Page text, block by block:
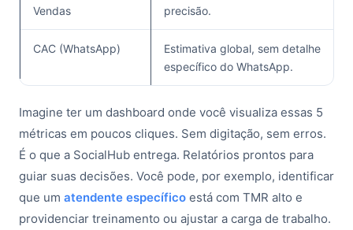
Vendas
precisão.
CAC (WhatsApp)
Estimativa global, sem detalhe
específico do WhatsApp.
Imagine ter um dashboard onde você visualiza essas 5
métricas em poucos cliques. Sem digitação, sem erros.
É o que a SocialHub entrega. Relatórios prontos para
guiar suas decisões. Você pode, por exemplo, identificar
que um atendente específico está com TMR alto e
providenciar treinamento ou ajustar a carga de trabalho.